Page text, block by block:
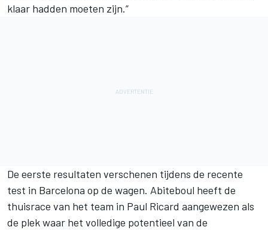
klaar hadden moeten zijn.”
De eerste resultaten verschenen tijdens de recente
test in Barcelona op de wagen. Abiteboul heeft de
thuisrace van het team in Paul Ricard aangewezen als
de plek waar het volledige potentieel van de